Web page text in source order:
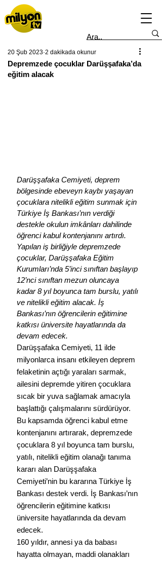
Depremzede çocuklar Darüşşafaka’da
eğitim alacak
20 Şub 2023 2 dakikada okunur
Darüşşafaka Cemiyeti, deprem
bölgesinde ebeveyn kaybı yaşayan
çocuklara nitelikli eğitim sunmak için
Türkiye İş Bankası’nın verdiği
destekle okulun imkânları dahilinde
öğrenci kabul kontenjanını artırdı.
Yapılan iş birliğiyle depremzede
çocuklar, Darüşşafaka Eğitim
Kurumları’nda 5’inci sınıftan başlayıp
12’nci sınıftan mezun oluncaya
kadar 8 yıl boyunca tam burslu, yatılı
ve nitelikli eğitim alacak. İş
Bankası’nın öğrencilerin eğitimine
katkısı üniversite hayatlarında da
devam edecek.
Darüşşafaka Cemiyeti, 11 ilde
milyonlarca insanı etkileyen deprem
felaketinin açtığı yaraları sarmak,
ailesini depremde yitiren çocuklara
sıcak bir yuva sağlamak amacıyla
başlattığı çalışmalarını sürdürüyor.
Bu kapsamda öğrenci kabul etme
kontenjanını artırarak, depremzede
çocuklara 8 yıl boyunca tam burslu,
yatılı, nitelikli eğitim olanağı tanıma
kararı alan Darüşşafaka
Cemiyeti’nin bu kararına Türkiye İş
Bankası destek verdi. İş Bankası’nın
öğrencilerin eğitimine katkısı
üniversite hayatlarında da devam
edecek.
160 yıldır, annesi ya da babası
hayatta olmayan, maddi olanakları